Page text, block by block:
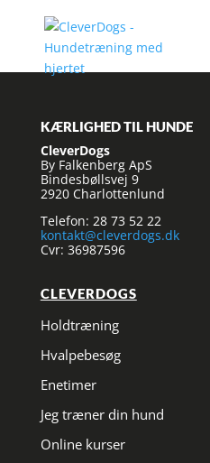
KÆRLIGHED TIL HUNDE
CleverDogs
By Falkenberg ApS
Bindesbøllsvej 9
2920 Charlottenlund
Telefon: 28 73 52 22
kontakt@cleverdogs.dk
Cvr: 36987596
CLEVERDOGS
Holdtræning
Hvalpebesøg
Enetimer
Jeg træner din hund
Online kurser